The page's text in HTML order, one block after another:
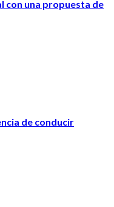
con una propuesta de
de conducir